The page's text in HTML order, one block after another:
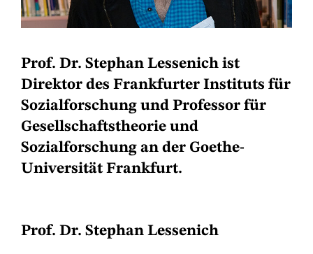
Prof. Dr. Stephan Lessenich ist
Direktor des Frankfurter Instituts für
Sozialforschung und Professor für
Gesellschaftstheorie und
Sozialforschung an der Goethe-
Universität Frankfurt.
Prof. Dr. Stephan Lessenich